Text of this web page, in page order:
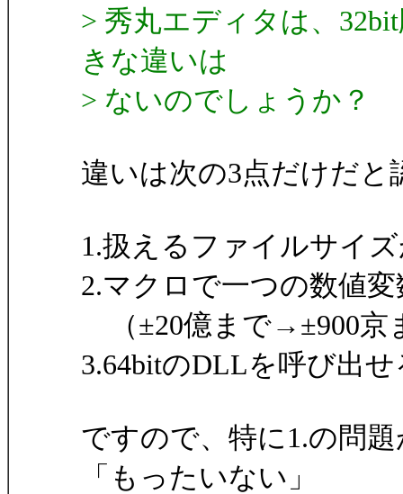
> 秀丸エディタは、
きな違いは
> ないのでしょうか？
違いは次の3点だけだと
1.扱えるファイルサイ
2.マクロで一つの数値
（±20億まで→±900京
3.64bitのDLLを呼び出
ですので、特に1.の問
「もったいない」